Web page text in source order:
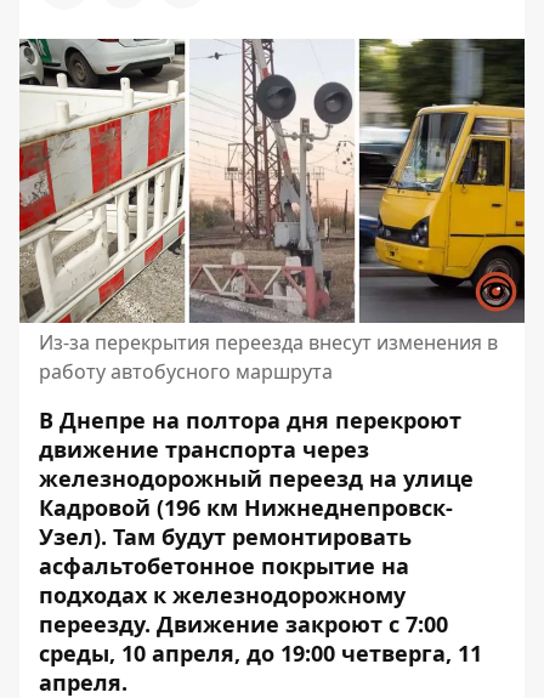
Из-за перекрытия переезда внесут изменения в
работу автобусного маршрута
В Днепре на полтора дня перекроют
движение транспорта через
железнодорожный переезд на улице
Кадровой (196 км Нижнеднепровск-
Узел). Там будут ремонтировать
асфальтобетонное покрытие на
подходах к железнодорожному
переезду. Движение закроют с 7:00
среды, 10 апреля, до 19:00 четверга, 11
апреля.